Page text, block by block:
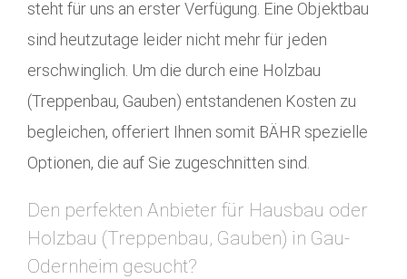
steht für uns an erster Verfügung. Eine Objektbau
sind heutzutage leider nicht mehr für jeden
erschwinglich. Um die durch eine Holzbau
(Treppenbau, Gauben) entstandenen Kosten zu
begleichen, offeriert Ihnen somit BÄHR spezielle
Optionen, die auf Sie zugeschnitten sind.
Den perfekten Anbieter für Hausbau oder
Holzbau (Treppenbau, Gauben) in Gau-
Odernheim gesucht?